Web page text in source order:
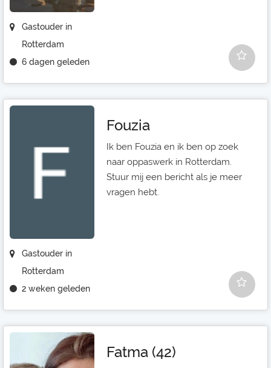
Gastouder in
Rotterdam
6 dagen geleden
Gastouder in
Rotterdam
2 weken geleden
Fouzia
Ik ben Fouzia en ik ben op zoek
naar oppaswerk in Rotterdam.
Stuur mij een bericht als je meer
vragen hebt.
Fatma (42)